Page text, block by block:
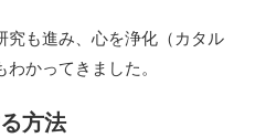
究も進み、心を浄化（カタル
かってきました。
方法